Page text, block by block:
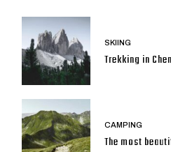
SKIING
Trekking in
CAMPING
The most